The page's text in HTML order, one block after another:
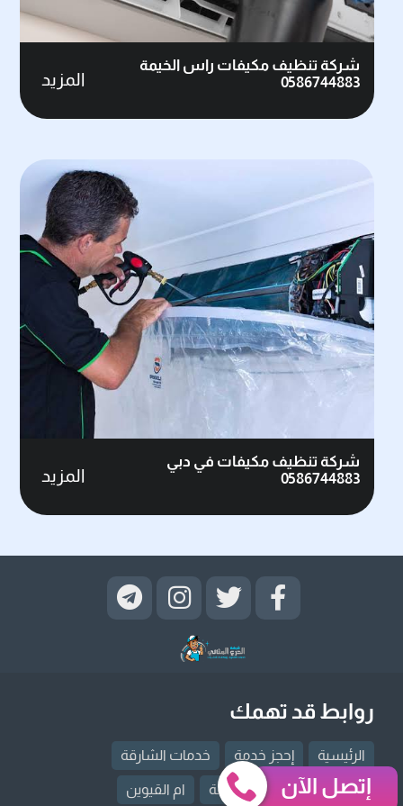
شركة تنظيف مكيفات راس الخيمة
0586744883
المزيد
شركة تنظيف مكيفات في دبي
0586744883
المزيد
روابط قد تهمك
الرئيسية إحجز خدمة خدمات الشارقة
خدمات دبي راس الخيمة ام القيوين إتصل الآن